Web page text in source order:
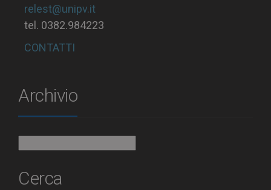
relest@unipv.it
tel. 0382.984223
CONTATTI
Archivio
Cerca